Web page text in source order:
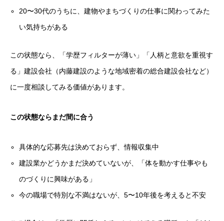
20〜30代のうちに、建物やまちづくりの仕事に関わってみた
い気持ちがある
この状態なら、「学歴フィルターが薄い」「人柄と意欲を重視す
る」建設会社（内藤建設のような地域密着の総合建設会社など）
に一度相談してみる価値があります。
この状態ならまだ間に合う
具体的な応募先は決めておらず、情報収集中
建設業かどうかまだ決めていないが、「体を動かす仕事やも
のづくりに興味がある」
今の職場で特別な不満はないが、5〜10年後を考えると不安